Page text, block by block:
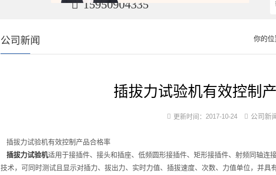
15950904335
你的位
公司新闻
插拔力试验机有效控制
更新时间： 2017-10-24 公司新
插拔力试验机有效控制产品合格率
插拔力试验机适用于接插件、接头和插座、低频圆形接插件、矩形接插件、射频同轴连
技术，可同时测试且显示对插力、拔出力、实时力值、插拔速度、次数、力值单位，并